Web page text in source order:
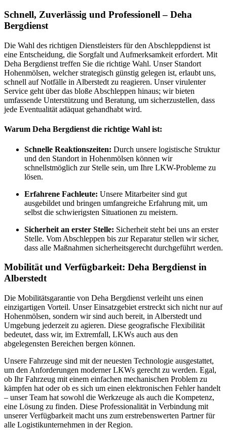
Schnell, Zuverlässig und Professionell – Deha
Bergdienst
Die Wahl des richtigen Dienstleisters für den Abschleppdienst ist
eine Entscheidung, die Sorgfalt und Aufmerksamkeit erfordert. Mit
Deha Bergdienst treffen Sie die richtige Wahl. Unser Standort
Hohenmölsen, welcher strategisch günstig gelegen ist, erlaubt uns,
schnell auf Notfälle in Alberstedt zu reagieren. Unser virulenter
Service geht über das bloße Abschleppen hinaus; wir bieten
umfassende Unterstützung und Beratung, um sicherzustellen, dass
jede Eventualität adäquat gehandhabt wird.
Warum Deha Bergdienst die richtige Wahl ist:
Schnelle Reaktionszeiten: Durch unsere logistische Struktur
und den Standort in Hohenmölsen können wir
schnellstmöglich zur Stelle sein, um Ihre LKW-Probleme zu
lösen.
Erfahrene Fachleute: Unsere Mitarbeiter sind gut
ausgebildet und bringen umfangreiche Erfahrung mit, um
selbst die schwierigsten Situationen zu meistern.
Sicherheit an erster Stelle: Sicherheit steht bei uns an erster
Stelle. Vom Abschleppen bis zur Reparatur stellen wir sicher,
dass alle Maßnahmen sicherheitsgerecht durchgeführt werden.
Mobilität und Verfügbarkeit: Deha Bergdienst in
Alberstedt
Die Mobilitätsgarantie von Deha Bergdienst verleiht uns einen
einzigartigen Vorteil. Unser Einsatzgebiet erstreckt sich nicht nur auf
Hohenmölsen, sondern wir sind auch bereit, in Alberstedt und
Umgebung jederzeit zu agieren. Diese geografische Flexibilität
bedeutet, dass wir, im Extremfall, LKWs auch aus den
abgelegensten Bereichen bergen können.
Unsere Fahrzeuge sind mit der neuesten Technologie ausgestattet,
um den Anforderungen moderner LKWs gerecht zu werden. Egal,
ob Ihr Fahrzeug mit einem einfachen mechanischen Problem zu
kämpfen hat oder ob es sich um einen elektronischen Fehler handelt
– unser Team hat sowohl die Werkzeuge als auch die Kompetenz,
eine Lösung zu finden. Diese Professionalität in Verbindung mit
unserer Verfügbarkeit macht uns zum erstrebenswerten Partner für
alle Logistikunternehmen in der Region.